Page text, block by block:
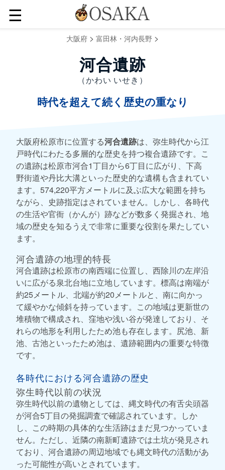
☰
大阪府 > 富田林・河内長野 >
河合遺跡
（かわい いせき）
時代を超えて続く歴史の重なり
大阪府松原市に位置する河合遺跡は、弥生時代から江
戸時代にわたる多層的な歴史を持つ複合遺跡です。こ
の遺跡は松原市河合1丁目から6丁目に広がり、下高
野街道や丹比大溝といった歴史的な遺構も含まれてい
ます。574,220平方メートルに及ぶ広大な範囲を持ち
ながら、史跡指定はされていません。しかし、各時代
の生活や官衙（かんが）跡などが数多く発掘され、地
域の歴史を知るうえで非常に重要な役割を果たしてい
ます。
河合遺跡の地理的特長
河合遺跡は松原市の南西端に位置し、西除川の左岸沿
いに広がる泉北台地に立地しています。標高は南端が
約25メートル、北端が約20メートルと、南に向かっ
て緩やかな傾斜を持っています。この地域は更新世の
堆積物で構成され、窪地や浅い谷が発達しており、そ
れらの地形を利用したため池も存在します。尻池、新
池、古池といったため池は、遺跡範囲内の重要な特徴
です。
各時代における河合遺跡の歴史
弥生時代以前の状況
弥生時代以前の遺物としては、縄文時代の有舌尖頭器
が河合5丁目の発掘調査で確認されています。しか
し、この時期の具体的な生活跡はまだ見つかっていま
せん。ただし、近隣の南新町遺跡では土坑が発見され
ており、河合遺跡の周辺地域でも縄文時代の活動があ
った可能性が高いとされています。